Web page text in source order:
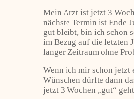
Mein Arzt ist jetzt 3
nächste Termin ist Ende
gut bleibt, bin ich schon
im Bezug auf die letzten
langer Zeitraum ohne
Wenn ich mir schon jetzt
Wünschen dürfte dann
jetzt 3 Wochen „gut“